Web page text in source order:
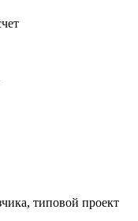
типовой проект